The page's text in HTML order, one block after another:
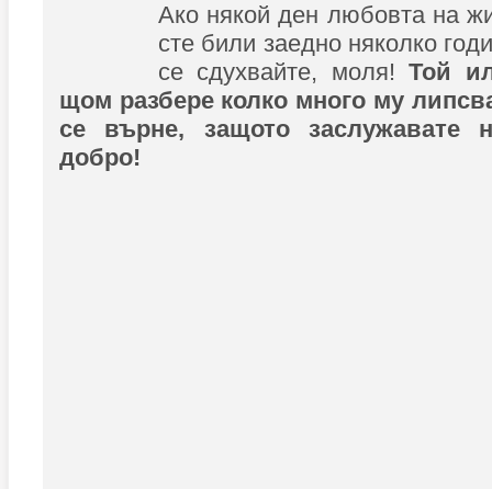
Ако някой ден любовта на
сте били заедно няколко
се сдухвайте, моля!Той
щом разбере колко много му
се върне, защото заслужавате
добро!